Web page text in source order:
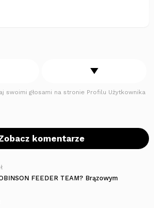
swoimi głosami na stronie Profilu Użytkownika
komentarze
FEEDER TEAM? Brązowym